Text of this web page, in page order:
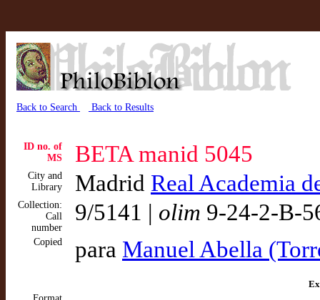
Back to Search Back to Results
ID no. of
MS
BETA manid 5045
City and
Library
Madrid Real Academia
Collection:
Call
number
9/5141 | olim 9-24-2-B-
Copied para Manuel Abella